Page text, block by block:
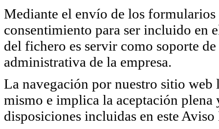
Mediante el envío de los formularios
consentimiento para ser incluido en
del fichero es servir como soporte
administrativa de la empresa.
La navegación por nuestro sitio
mismo e implica la aceptación plena
disposiciones incluidas en este